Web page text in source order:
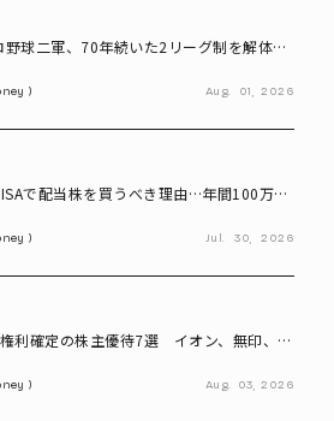
野球二軍、70年続いた2リーグ制を解体
Aug. 01, 2026
で配当株を買うべき理由…年間100万円
Jul. 30, 2026
利確定の株主優待7選 イオン、無印、U-
Aug. 03, 2026